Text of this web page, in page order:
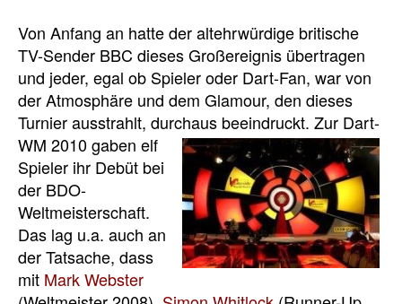
Von Anfang an hatte der altehrwürdige britische
TV-Sender BBC dieses Großereignis übertragen
und jeder, egal ob Spieler oder Dart-Fan, war von
der Atmosphäre und dem Glamour, den dieses
Turnier ausstrahlt, durchaus beeindruckt. Zur Dart-
WM 2010 gaben elf
Spieler ihr Debüt bei
der BDO-
Weltmeisterschaft.
Das lag u.a. auch an
der Tatsache, dass
mit Mark Webster